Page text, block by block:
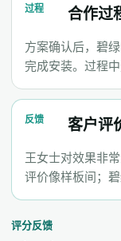
过程 合作过
方案确认后，碧
完成安装。过程
反馈 客户评
王女士对效果非
评价像样板间；
评分反馈